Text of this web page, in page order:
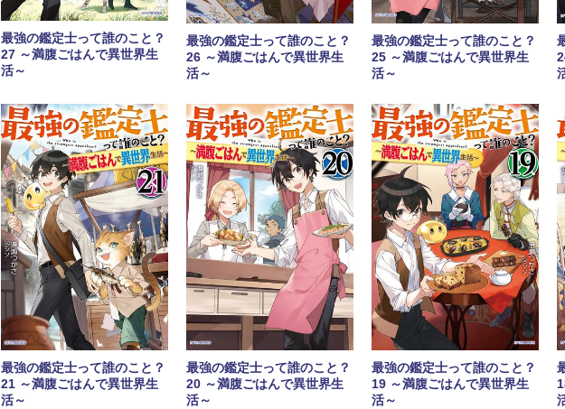
最強の鑑定士って誰のこと？
27 ～満腹ごはんで異世界生
活～
最強の鑑定士って誰のこと？
26 ～満腹ごはんで異世界生
活～
最強の鑑定士って誰のこと？
25 ～満腹ごはんで異世界生
活～
最強の鑑定士って誰のこと？
21 ～満腹ごはんで異世界生
活～
最強の鑑定士って誰のこと？
20 ～満腹ごはんで異世界生
活～
最強の鑑定士って誰のこと？
19 ～満腹ごはんで異世界生
活～